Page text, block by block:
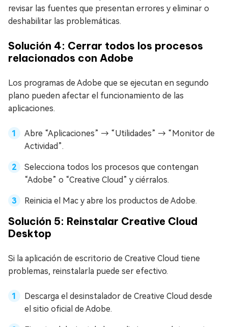
revisar las fuentes que presentan errores y eliminar o
deshabilitar las problemáticas.
Solución 4: Cerrar todos los procesos
relacionados con Adobe
Los programas de Adobe que se ejecutan en segundo
plano pueden afectar el funcionamiento de las
aplicaciones.
Abre “Aplicaciones” → “Utilidades” → “Monitor de
Actividad”.
Selecciona todos los procesos que contengan
“Adobe” o “Creative Cloud” y ciérralos.
Reinicia el Mac y abre los productos de Adobe.
Solución 5: Reinstalar Creative Cloud
Desktop
Si la aplicación de escritorio de Creative Cloud tiene
problemas, reinstalarla puede ser efectivo.
Descarga el desinstalador de Creative Cloud desde
el sitio oficial de Adobe.